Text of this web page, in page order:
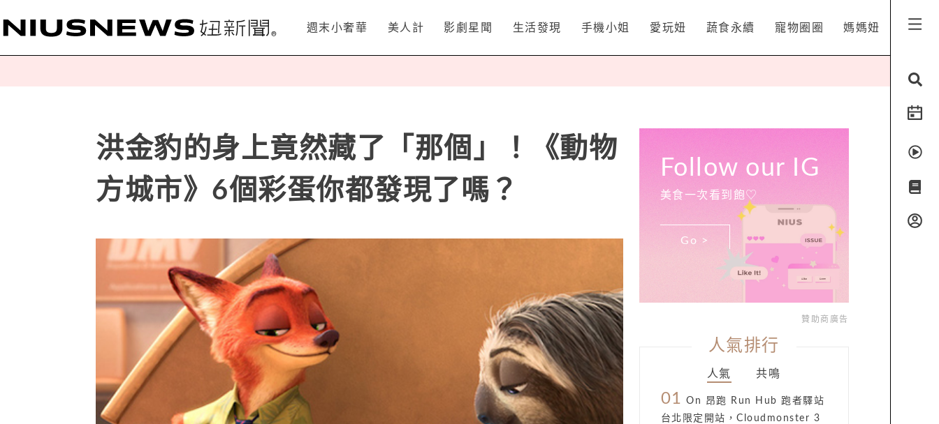
週末小奢華 美人計 影劇星聞 生活發現 手機小姐 愛玩妞 蔬食永續 寵物圈圈 媽媽妞
洪金豹的身上竟然藏了「那個」！《動物
方城市》6個彩蛋你都發現了嗎？
Follow our IG
美食一次看到飽♡
Go >
贊助商廣告
人氣排行
人氣 共鳴
01 On 昂跑 Run Hub 跑者驛站
台北限定開站，Cloudmonster 3